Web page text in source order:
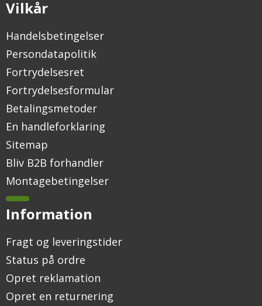
Vilkår
Handelsbetingelser
Persondatapolitik
Fortrydelsesret
Fortrydelsesformular
Betalingsmetoder
En handleforklaring
Sitemap
Bliv B2B forhandler
Montagebetingelser
Information
Fragt og leveringstider
Status på ordre
Opret reklamation
Opret en returnering